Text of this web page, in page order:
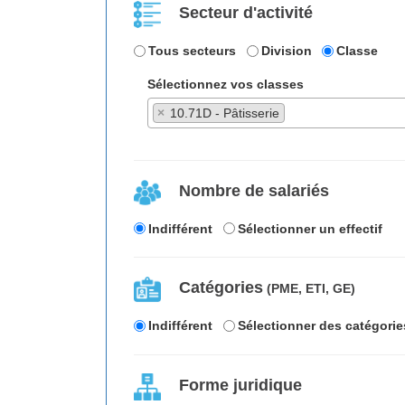
Secteur d'activité
Tous secteurs Division Classe
Sélectionnez vos classes
× 10.71D - Pâtisserie
Nombre de salariés
Indifférent Sélectionner un effectif
Catégories (PME, ETI, GE)
Indifférent Sélectionner des
Forme juridique